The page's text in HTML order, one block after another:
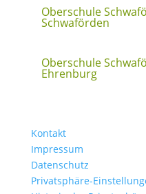
Oberschule
Schwaförden
Oberschule
Ehrenburg
Kontakt
Impressum
Datenschutz
Privatsphäre-